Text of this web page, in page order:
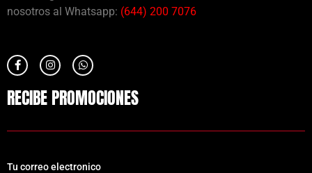
nosotros al Whatsapp: (644) 200 7076
RECIBE PROMOCIONES
Tu correo electronico